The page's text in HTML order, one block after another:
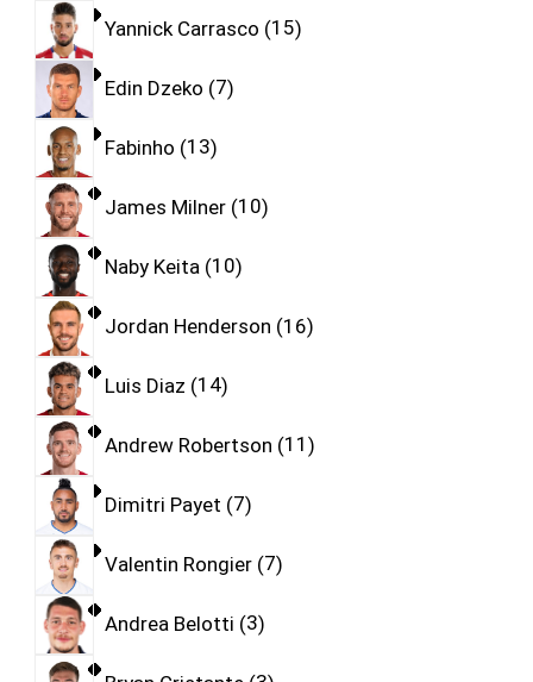
Yannick Carrasco 15
Edin Dzeko 7
Fabinho 13
James Milner 10
Naby Keita 10
Jordan Henderson 16
Luis Diaz 14
Andrew Robertson 11
Dimitri Payet 7
Valentin Rongier 7
Andrea Belotti 3